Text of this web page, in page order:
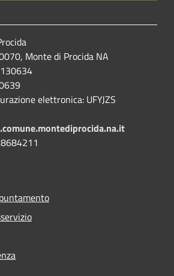
Monte di Procida NA
elettronica: UFYJZS